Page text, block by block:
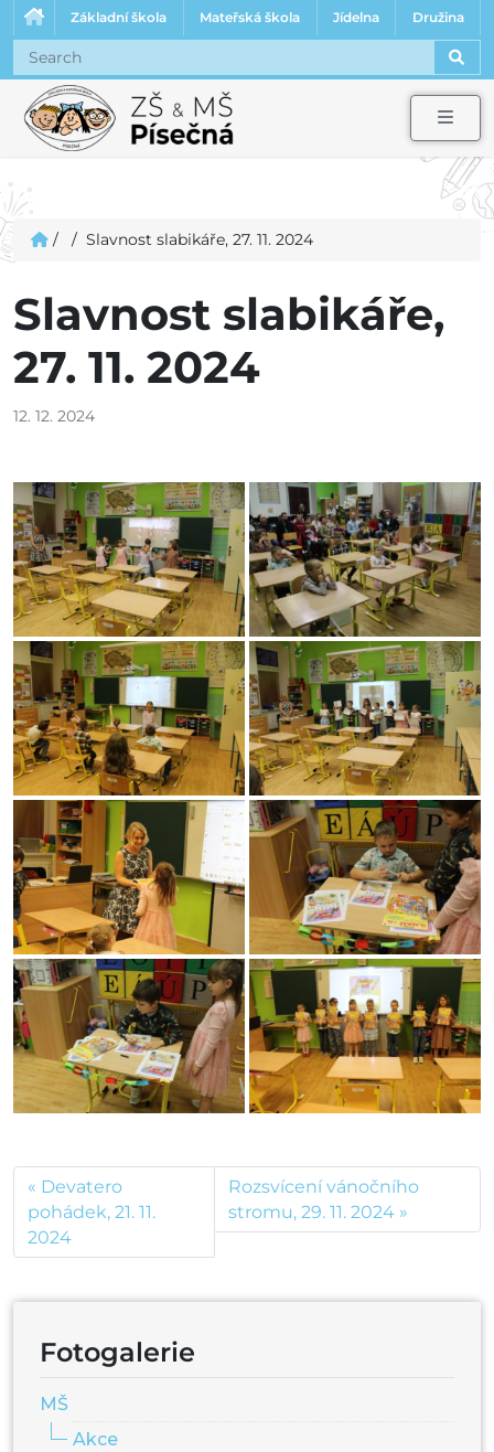
Základní škola Mateřská škola Jídelna Družina
/ / Slavnost slabikáře, 27. 11. 2024
Slavnost slabikáře,
27. 11. 2024
12. 12. 2024
Devatero
pohádek, 21. 11.
2024
Rozsvícení vánočního
stromu, 29. 11. 2024
Fotogalerie
MŠ
Akce